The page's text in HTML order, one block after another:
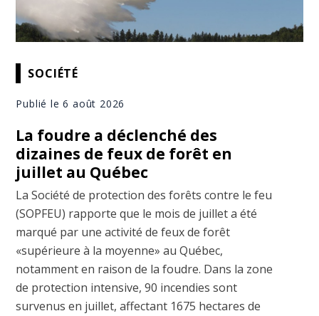
SOCIÉTÉ
Publié le 6 août 2026
La foudre a déclenché des
dizaines de feux de forêt en
juillet au Québec
La Société de protection des forêts contre le feu
(SOPFEU) rapporte que le mois de juillet a été
marqué par une activité de feux de forêt
«supérieure à la moyenne» au Québec,
notamment en raison de la foudre. Dans la zone
de protection intensive, 90 incendies sont
survenus en juillet, affectant 1675 hectares de